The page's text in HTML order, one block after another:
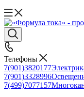
Телефоны
7(901)3820177
7(901)3328996
7(499)7077157